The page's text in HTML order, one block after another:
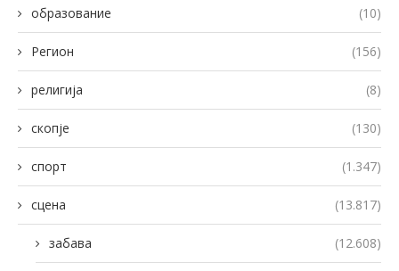
образование (10)
Регион (156)
религија (8)
скопје (130)
спорт (1.347)
сцена (13.817)
забава (12.608)